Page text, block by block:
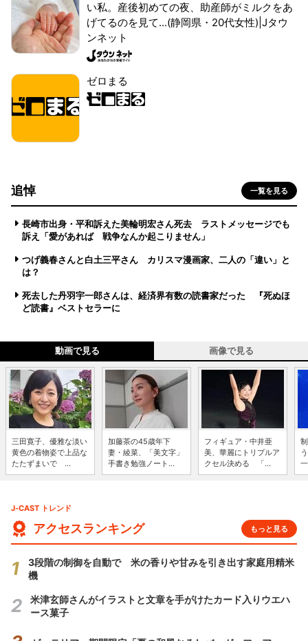
い私。産後初めての夜、助産師がミルクをあ
げてるのを見て...(静岡県・20代女性)|Jタウ
ンネット
ゼロまる
追悼 一覧を見る
長崎市出身・平和訴えた美輪明宏さん死去 ラストメッセージでも
訴え「愛があれば 戦争なんか起こりません」
つげ義春さんと白土三平さん カリスマ漫画家、二人の「違い」と
は？
死去した丹羽宇一郎さんは、経済界有数の読書家だった 『死ぬほ
ど読書』ベストセラーに
動画で見る 画像で見る
三田寛子、優雅な淡い
黄色の着物姿で上品な
たたずまいで ...
加藤茶の45歳年下
妻・綾菜、「美文字」
手書き勉強ノート...
フィギュア・中井亜
美、華麗にトリプルア
クセル決める 「...
J-CAST トレンド
アクセスランキング もっと見る
3段階の制御を自動で 米の香りや甘みを引き出す家庭用精米
機
米津玄師さんがイラストと文章を手がけたカード入りウエハ
ース菓子